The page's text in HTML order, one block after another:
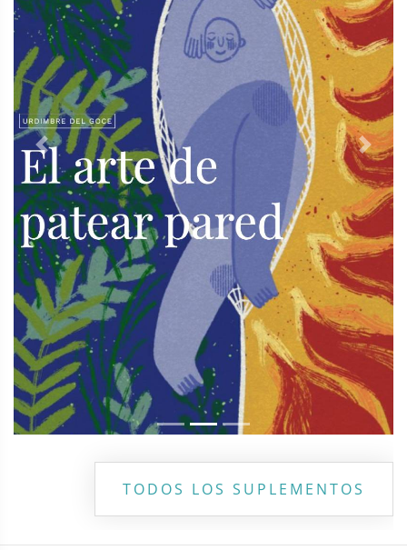
Previous Next
TODOS LOS SUPLEMENTOS